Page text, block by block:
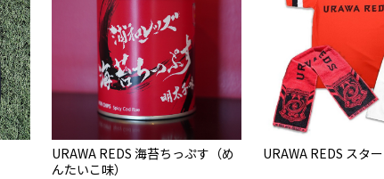
URAWA REDS 海苔ちっぷす（め
んたいこ味）
URAWA REDS スタ